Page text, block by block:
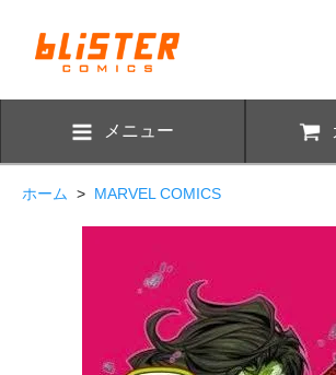
メニュー
ホーム > MARVEL COMICS